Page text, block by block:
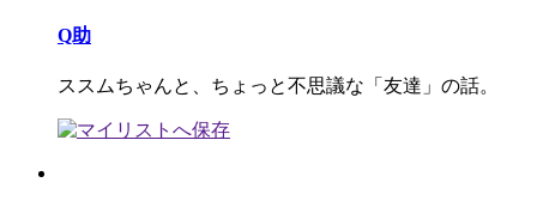
Q助
ススムちゃんと、ちょっと不思議な「友達」の話。